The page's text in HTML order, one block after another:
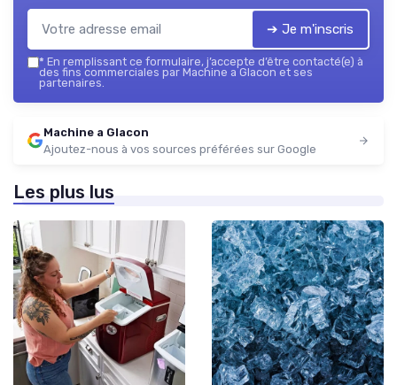
➔ Je m'inscris
* En remplissant ce formulaire, j’accepte d’être contacté(e) à
des fins commerciales par Machine a Glacon et ses
partenaires.
Machine a Glacon
Ajoutez-nous à vos sources préférées sur Google
Les plus lus